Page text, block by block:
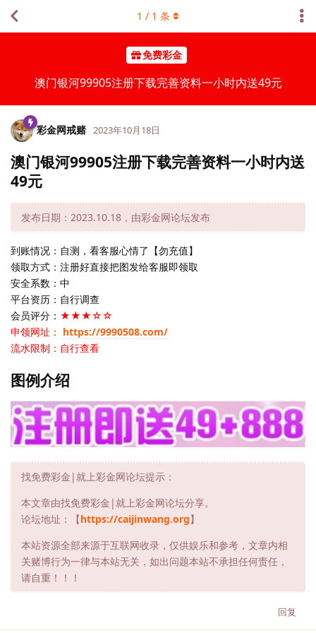
免费彩金
澳门银河99905注册下载完善资料一小时内送49元
1 / 1 条
彩金网戒赌 2023年10月18日
澳门银河99905注册下载完善资料一小时内送
49元
发布日期：2023.10.18，由彩金网论坛发布
到账情况：自测，看客服心情了【勿充值】
领取方式：注册好直接把图发给客服即领取
安全系数：中
平台资历：自行调查
会员评分： ★★★☆☆
申领网址： https://9990508.com/
流水限制：自行查看
图例介绍
找免费彩金|就上彩金网论坛提示：
本文章由找免费彩金|就上彩金网论坛分享。
论坛地址：【https://caijinwang.org】
本站资源全部来源于互联网收录，仅供娱乐和参考，文章内相
关赌博行为一律与本站无关，如出问题本站不承担任何责任，
请自重！！！
回复